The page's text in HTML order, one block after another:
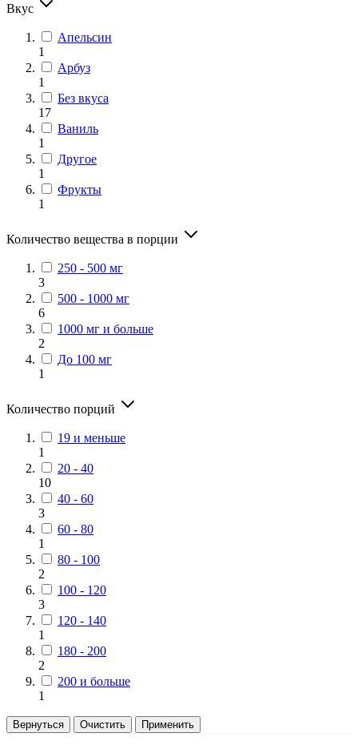
Вкус
Апельсин
1
Арбуз
1
Без вкуса
17
Ваниль
1
Другое
1
Фрукты
1
Количество вещества в порции
250 - 500 мг
3
500 - 1000 мг
6
1000 мг и больше
2
До 100 мг
1
Количество порций
19 и меньше
1
20 - 40
10
40 - 60
3
60 - 80
1
80 - 100
2
100 - 120
3
120 - 140
1
180 - 200
2
200 и больше
1
Вернуться Очистить Применить